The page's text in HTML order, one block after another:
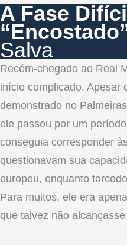
A Fase
Salva
Recém-chegado ao Real
início complicado. Apesar
demonstrado no
ele passou por um
conseguia corresponder
questionavam sua
europeu, enquanto
Para muitos, ele era
que talvez não